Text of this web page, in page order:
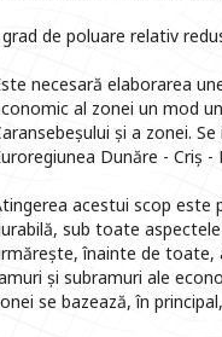
de poluare relativ
necesară elaborarea
al zonei un mod
și a zonei.
Dunăre - Criș
acestui scop este
sub toate
înainte de toate,
și subramuri ale
se bazează, în